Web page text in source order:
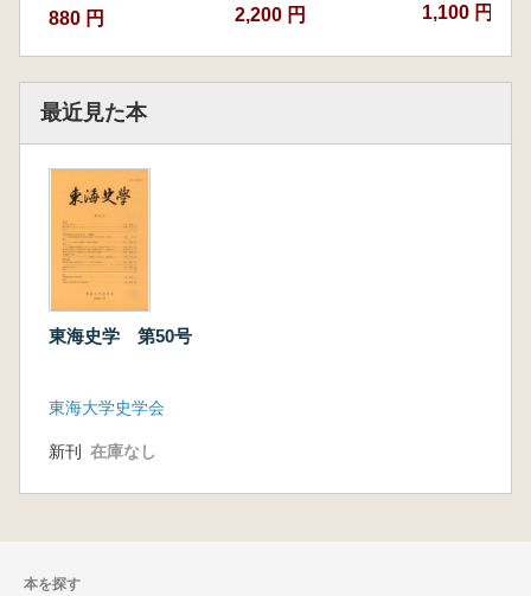
880 円 2,200 円 1,100 円
最近見た本
東海史学 第50号
東海大学史学会
新刊 在庫なし
本を探す